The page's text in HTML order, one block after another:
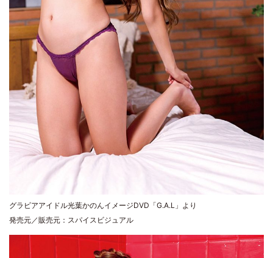
グラビアアイドル光葉かのんイメージDVD「G.A.L」より
発売元／販売元：スパイスビジュアル